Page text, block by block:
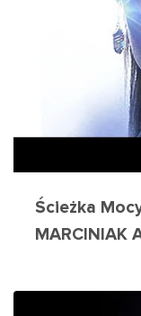
Ścieżka
MARCINIAK